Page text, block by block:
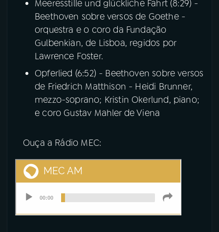
Meeresstille und glückliche Fahrt (8:29) -
Beethoven sobre versos de Goethe -
orquestra e o coro da Fundação
Gulbenkian, de Lisboa, regidos por
Lawrence Foster.
Opferlied (6:52) - Beethoven sobre versos
de Friedrich Matthison - Heidi Brunner,
mezzo-soprano; Kristin Okerlund, piano;
e coro Gustav Mahler de Viena
Ouça a Rádio MEC: